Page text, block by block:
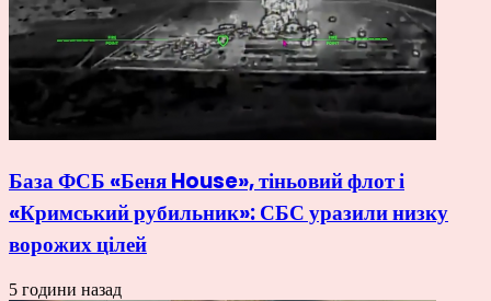
База ФСБ «Беня House», тіньовий флот і
«Кримський рубильник»: СБС уразили низку
ворожих цілей
5 години назад